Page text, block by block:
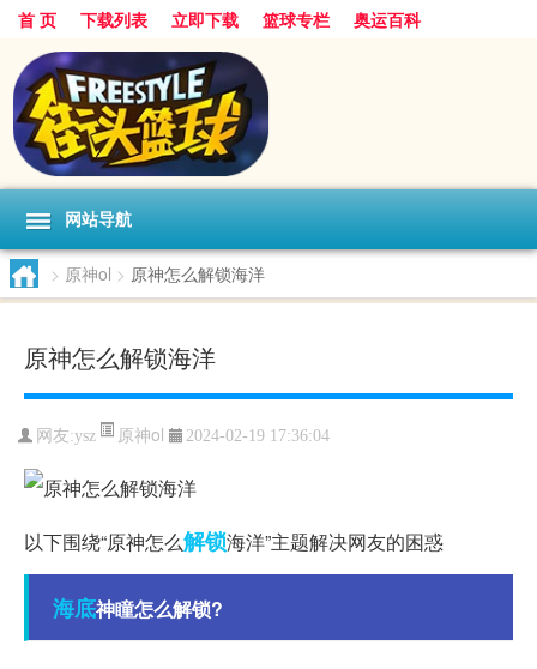
首 页 下载列表 立即下载 篮球专栏 奥运百科
网站导航
> 原神ol > 原神怎么解锁海洋
原神怎么解锁海洋
网友:ysz 原神ol 2024-02-19 17:36:04
以下围绕“原神怎么解锁海洋”主题解决网友的困惑
海底神瞳怎么解锁?